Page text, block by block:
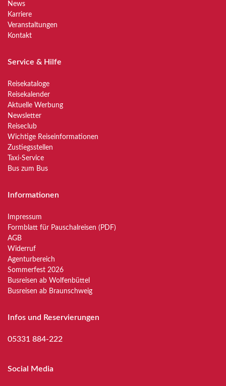
News
Karriere
Veranstaltungen
Kontakt
Service & Hilfe
Reisekataloge
Reisekalender
Aktuelle Werbung
Newsletter
Reiseclub
Wichtige Reiseinformationen
Zustiegsstellen
Taxi-Service
Bus zum Bus
Informationen
Impressum
Formblatt für Pauschalreisen (PDF)
AGB
Widerruf
Agenturbereich
Sommerfest 2026
Busreisen ab Wolfenbüttel
Busreisen ab Braunschweig
Infos und Reservierungen
05331 884-222
Social Media